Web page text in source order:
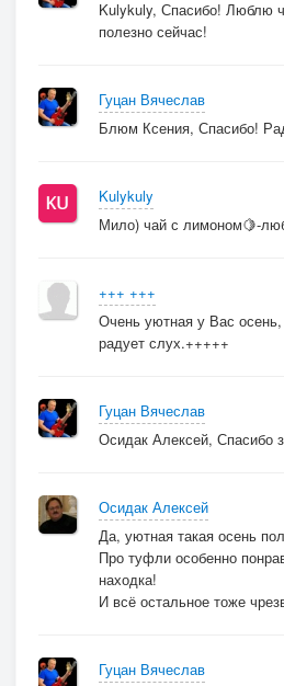
Kulykuly, Спасибо! Люблю
полезно сейчас!
Гуцан Вячеслав
Блюм Ксения, Спасибо!
Kulykuly
Мило) чай с лимоном🍋-
+++ +++
Очень уютная у Вас
радует слух.+++++
Гуцан Вячеслав
Осидак Алексей, Спасибо
Осидак Алексей
Да, уютная такая осень
Про туфли особенно
находка!
И всё остальное тоже
Гуцан Вячеслав